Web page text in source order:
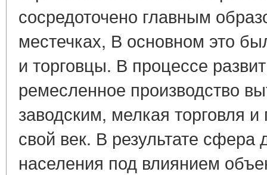
сосредоточено главным
местечках, В основном это
и торговцы. В процессе
ремесленное производство
заводским, мелкая торговля
свой век. В результате сфера
населения под влиянием